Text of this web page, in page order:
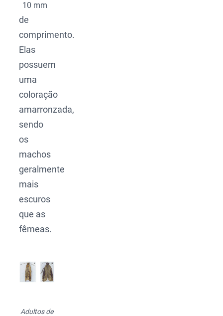
10 mm
de
comprimento.
Elas
possuem
uma
coloração
amarronzada,
sendo
os
machos
geralmente
mais
escuros
que as
fêmeas.
Adultos de